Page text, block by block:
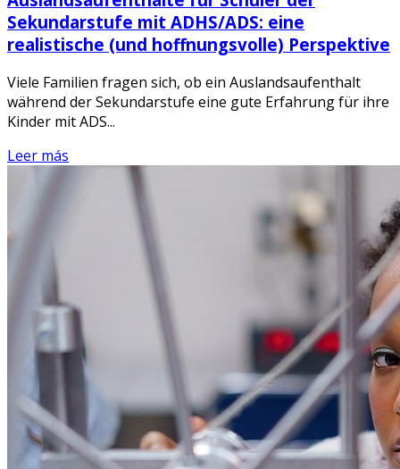
Sekundarstufe mit ADHS/ADS: eine
realistische (und hoffnungsvolle) Perspektive
Viele Familien fragen sich, ob ein Auslandsaufenthalt
während der Sekundarstufe eine gute Erfahrung für ihre
Kinder mit ADS...
Leer más